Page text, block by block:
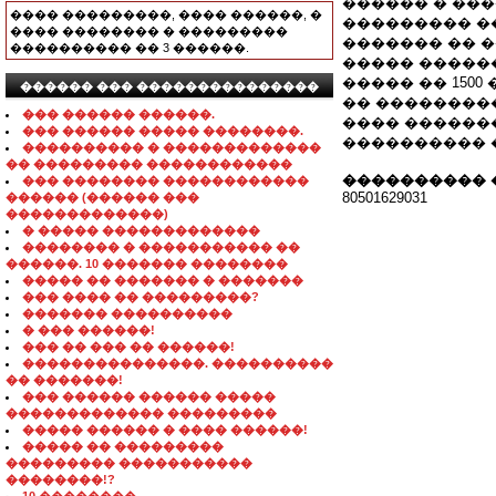
���� ���������, ���� ������, �
���� �������� � ���������
���������� �� 3 ������.
������ ��� ���������������
��� ������ ������.
��� ������ ����� ��������.
���������� � �������������
�� ��������� ������������
��� �������� ������������
������ (������ ���
�������������)
� ����� �������������
�������� � ����������� ��
������. 10 ������� ��������
����� �� ������� � �������
��� ���� �� ���������?
������� ����������
� ��� ������!
��� �� ��� �� ������!
���������������. ����������
�� �������!
��� ������ ������ �����
������������� ���������
����� ������ � ���� ������!
����� �� ���������
��������� �����������
��������!?
���������
������� ��
�����
����� ��
��
����
����������
����������
80501629031